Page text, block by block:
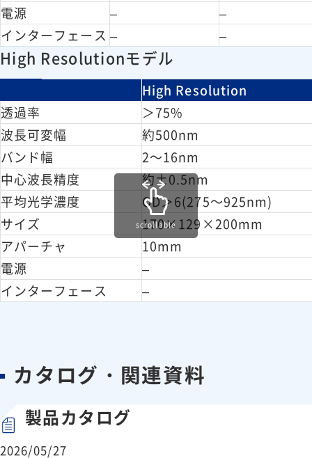
電源
–
–
インターフェース – –
High Resolutionモデル
High Resolution
透過率
＞75%
波長可変幅
約500nm
バンド幅
2～16nm
中心波長精度
約±0.5nm
平均光学濃度
OD＞6(275～925nm)
サイズ
170×129×200mm
アパーチャ
10mm
電源
–
インターフェース
–
scrollable
カタログ・関連資料
製品カタログ
2026/05/27